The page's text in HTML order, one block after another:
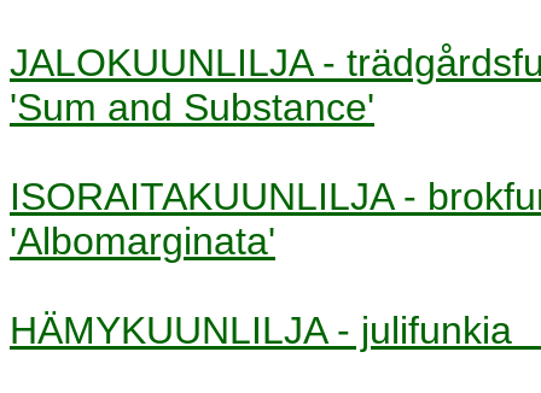
JALOKUUNLILJA -
'Sum and Substance'
ISORAITAKUUNLILJA -
'Albomarginata'
HÄMYKUUNLILJA -